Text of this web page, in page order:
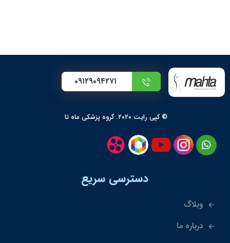
۰۹۱۲۹۰۹۴۲۷۱
© کپی رایت ۲۰۲۰. گروه پزشکی ماه تا
دسترسی سریع
وبلاگ
درباره ما